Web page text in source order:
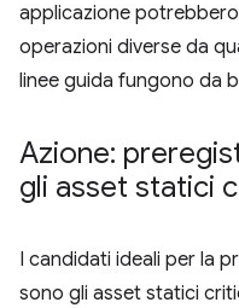
applicazione
operazioni diverse da
linee guida fungono da
Azione:
gli asset statici
I candidati ideali per la
sono gli asset statici